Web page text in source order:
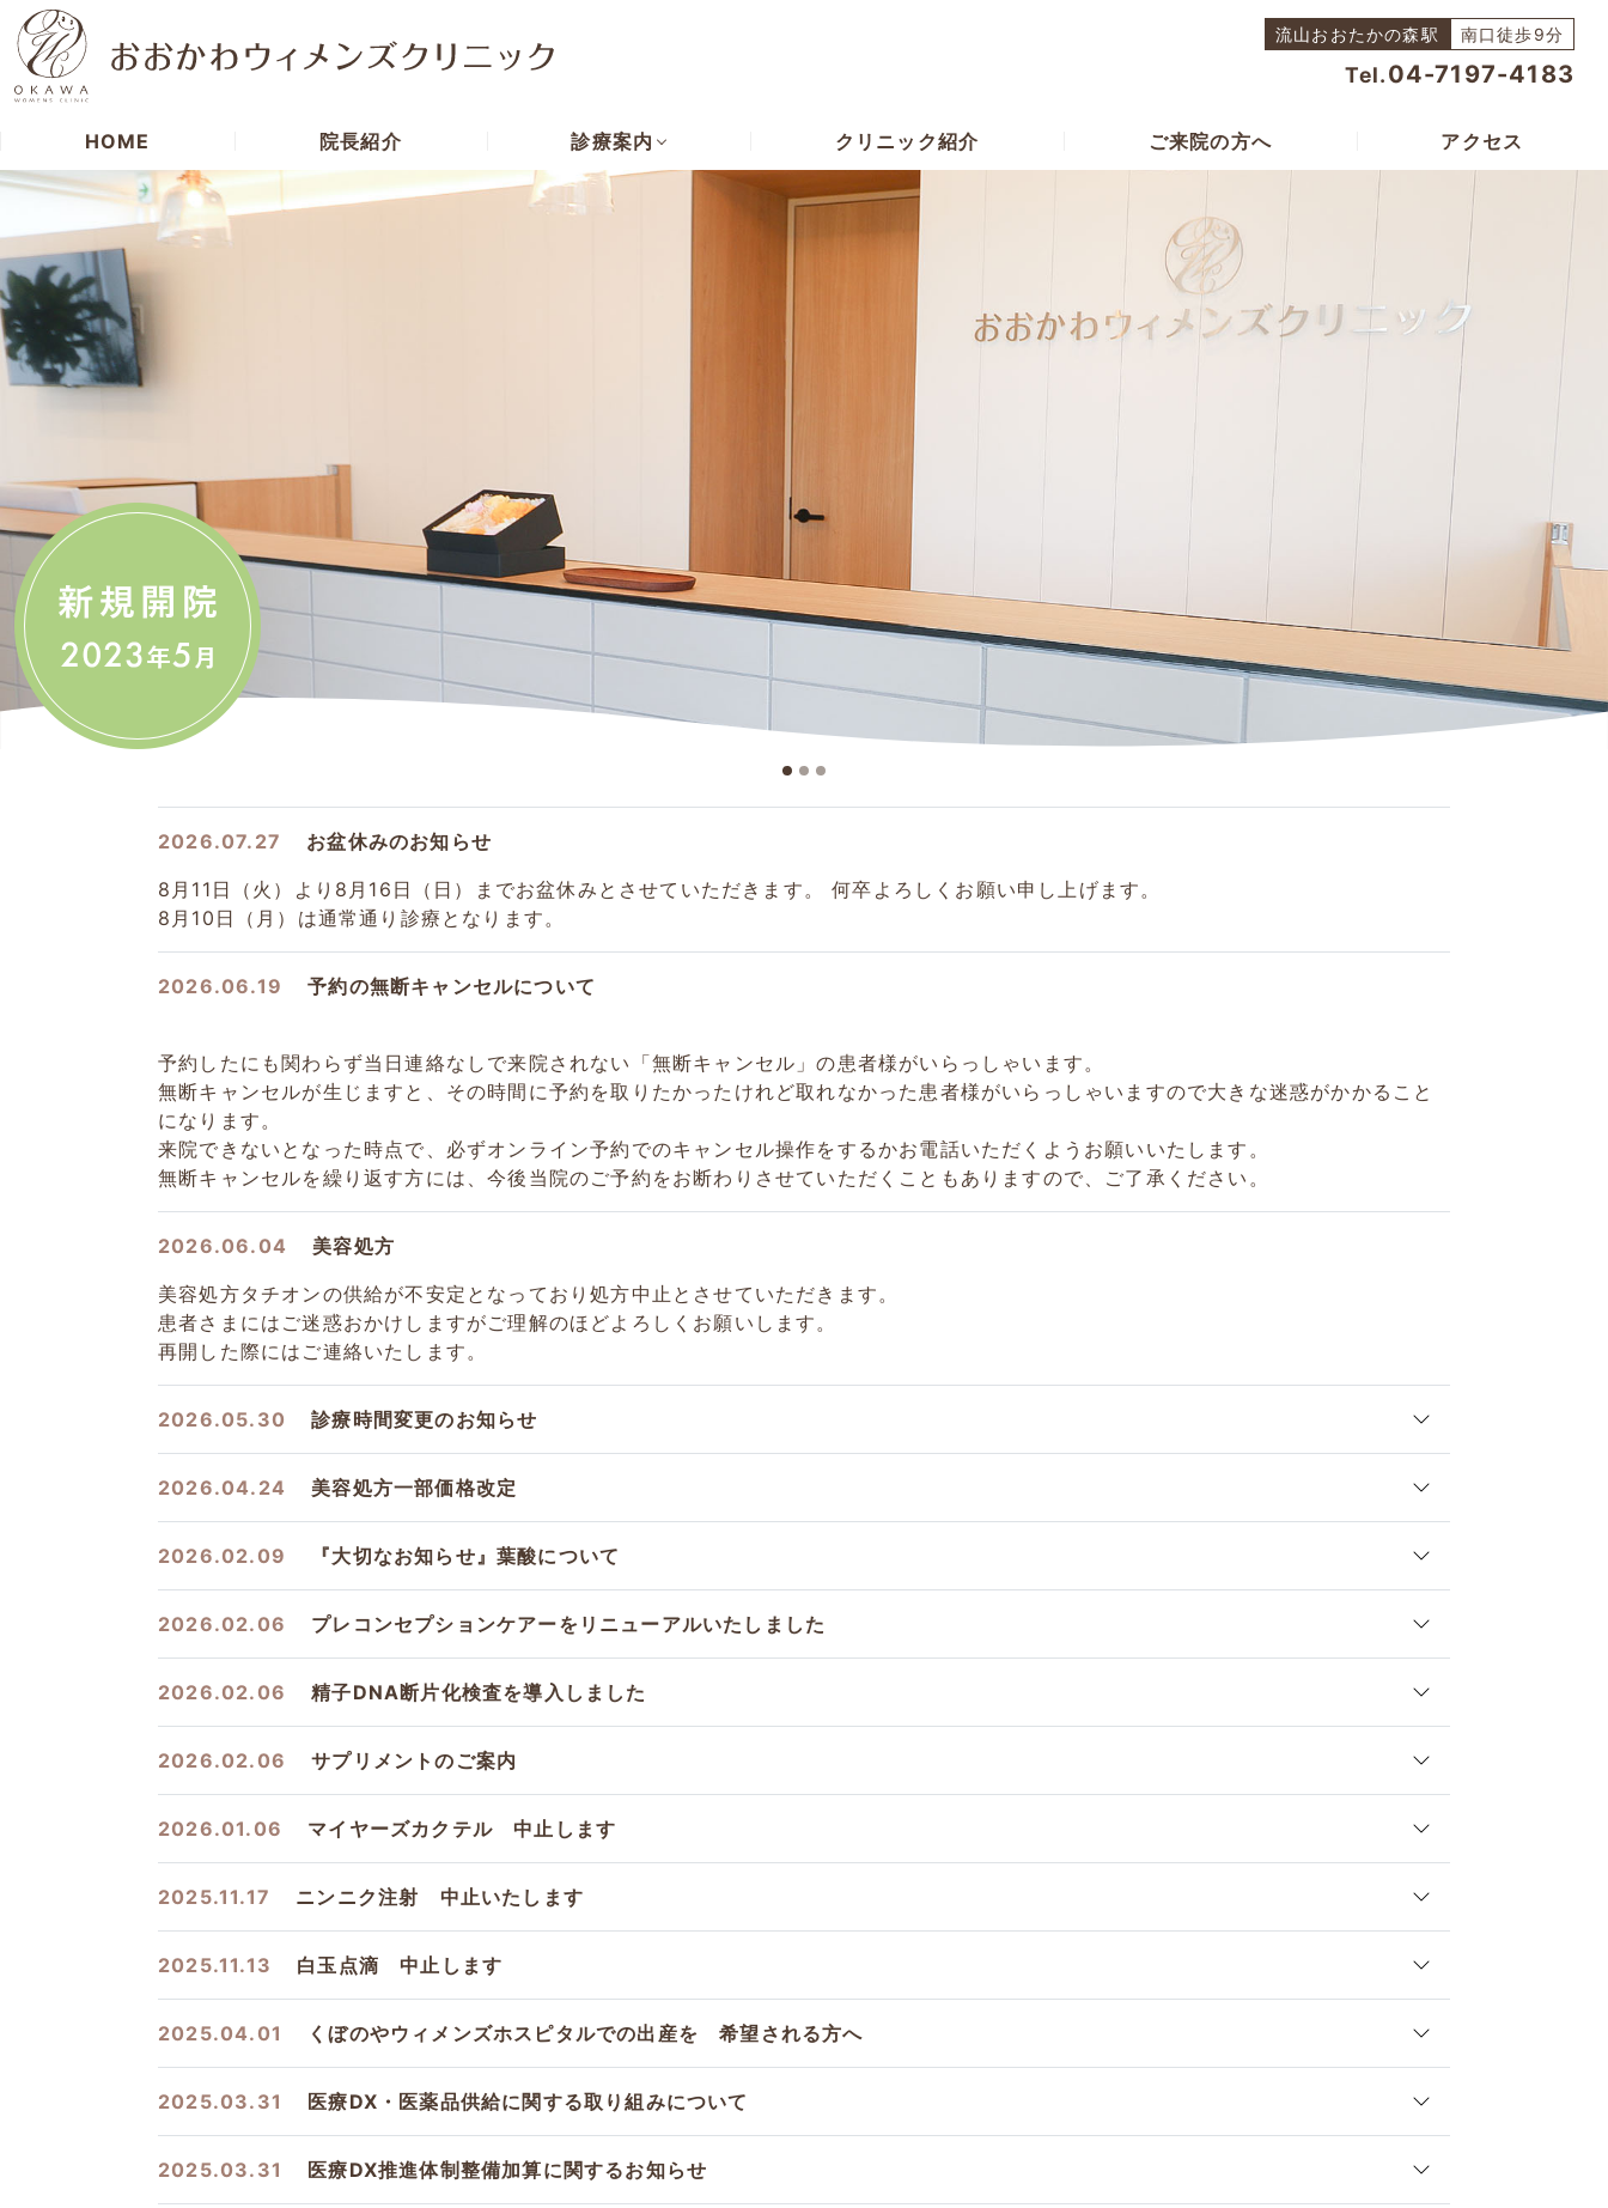
流山おおたかの森駅 南口徒歩9分
Tel.04-7197-4183
HOME 院長紹介 診療案内 クリニック紹介 ご来院の方へ アクセス
2026.07.27
お盆休みのお知らせ
8月11日（火）より8月16日（日）までお盆休みとさせていただきます。 何卒よろしくお願い申し上げます。
8月10日（月）は通常通り診療となります。
2026.06.19 予約の無断キャンセルについて
予約したにも関わらず当日連絡なしで来院されない「無断キャンセル」の患者様がいらっしゃいます。
無断キャンセルが生じますと、その時間に予約を取りたかったけれど取れなかった患者様がいらっしゃいますので大きな迷惑がかかること
になります。
来院できないとなった時点で、必ずオンライン予約でのキャンセル操作をするかお電話いただくようお願いいたします。
無断キャンセルを繰り返す方には、今後当院のご予約をお断わりさせていただくこともありますので、ご了承ください。
2026.06.04
美容処方
美容処方タチオンの供給が不安定となっており処方中止とさせていただきます。
患者さまにはご迷惑おかけしますがご理解のほどよろしくお願いします。
再開した際にはご連絡いたします。
2026.05.30 診療時間変更のお知らせ
2026.04.24 美容処方一部価格改定
2026.02.09 『大切なお知らせ』葉酸について
2026.02.06 プレコンセプションケアーをリニューアルいたしました
2026.02.06 精子DNA断片化検査を導入しました
2026.02.06 サプリメントのご案内
2026.01.06 マイヤーズカクテル 中止します
2025.11.17 ニンニク注射 中止いたします
2025.11.13 白玉点滴 中止します
2025.04.01 くぼのやウィメンズホスピタルでの出産を 希望される方へ
2025.03.31 医療DX・医薬品供給に関する取り組みについて
2025.03.31 医療DX推進体制整備加算に関するお知らせ